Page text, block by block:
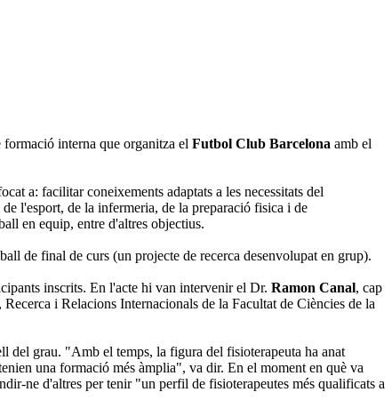
formació interna que organitza el Futbol Club Barcelona amb el
a: facilitar coneixements adaptats a les necessitats del
l'esport, de la infermeria, de la preparació fisica i de
en equip, entre d'altres objectius.
de final de curs (un projecte de recerca desenvolupat en grup).
inscrits. En l'acte hi van intervenir el Dr. Ramon Canal, cap
Recerca i Relacions Internacionals de la Facultat de Ciències de la
del grau. "Amb el temps, la figura del fisioterapeuta ha anat
una formació més àmplia", va dir. En el moment en què va
ne d'altres per tenir "un perfil de fisioterapeutes més qualificats a